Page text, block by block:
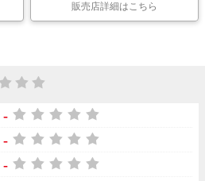
販売店詳細はこちら
-
-
-